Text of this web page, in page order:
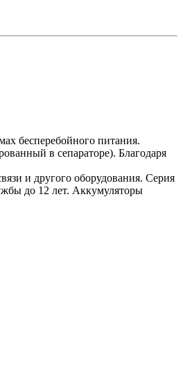
бесперебойного питания.
в сепараторе). Благодаря
и другого оборудования. Серия
до 12 лет. Аккумуляторы